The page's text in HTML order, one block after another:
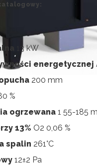
13 kW
energetycznej
200 mm
%
ogrzewana 1 55-185
13% O2 0,06 %
spalin 261°C
12±2 Pa